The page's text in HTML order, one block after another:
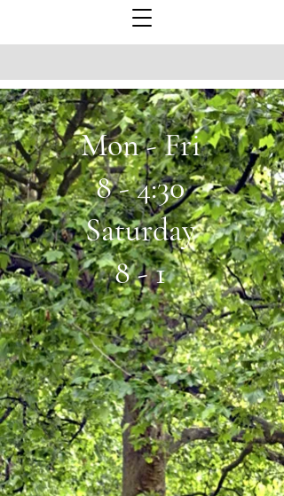
Mon - Fri
8 - 4:30
Saturday
8 - 1